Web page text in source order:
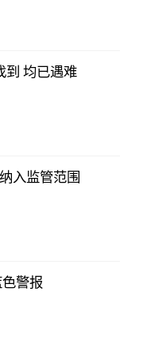
到 均已遇难
入监管范围
警报